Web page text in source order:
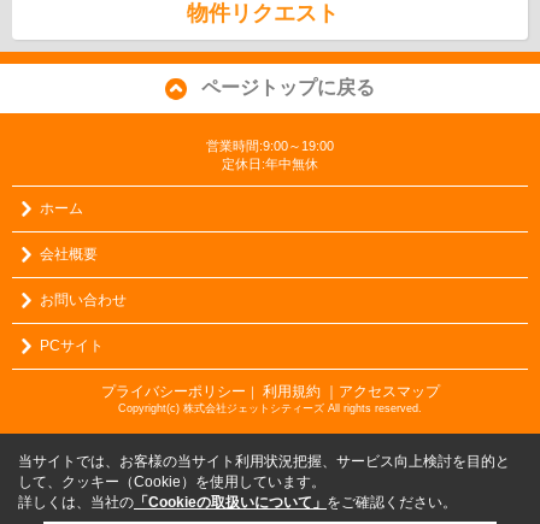
物件リクエスト
ページトップに戻る
営業時間:9:00～19:00
定休日:年中無休
ホーム
会社概要
お問い合わせ
PCサイト
プライバシーポリシー ｜ 利用規約 ｜アクセスマップ
Copyright(c) 株式会社ジェットシティーズ All rights reserved.
当サイトでは、お客様の当サイト利用状況把握、サービス向上検討を目的と
して、クッキー（Cookie）を使用しています。
詳しくは、当社の 「Cookieの取扱いについて」 をご確認ください。